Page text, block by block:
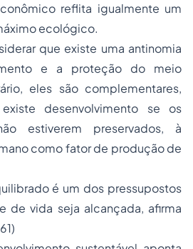
reflita igualmente um
ecológico.
que existe uma antinomia
e a proteção do meio
eles são complementares,
desenvolvimento se os
estiverem preservados, à
como fator de produção de
é um dos pressupostos
de vida seja alcançada, afirma